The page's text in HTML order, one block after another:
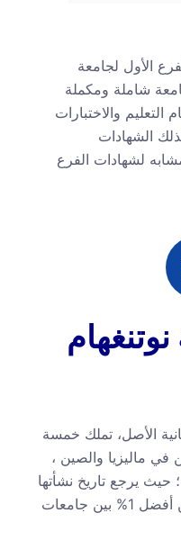
الأول لجامعة
شاملة ومكملة
التعليم والاختبارات
الشهادات
لشهادات الفرع
الأصل، تملك خمسة
في ماليزيا والصين ،
يرجع تاريخ نشأتها
لأكثر من 130 عام، وتعد من بين أفضل 1% بين جامعات